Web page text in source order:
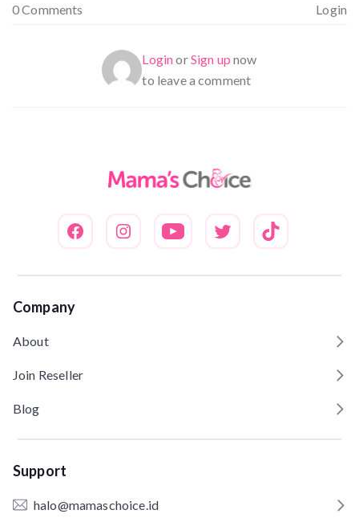
0 Comments Login
LoginorSign up now
to leave a comment
Company
About
Join Reseller
Blog
Support
halo@mamaschoice.id